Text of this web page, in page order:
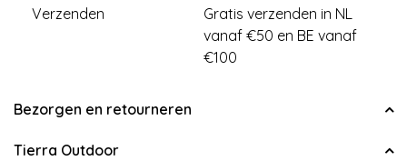
Verzenden
Gratis verzenden in NL
vanaf €50 en BE vanaf
€100
Bezorgen en retourneren
Tierra Outdoor